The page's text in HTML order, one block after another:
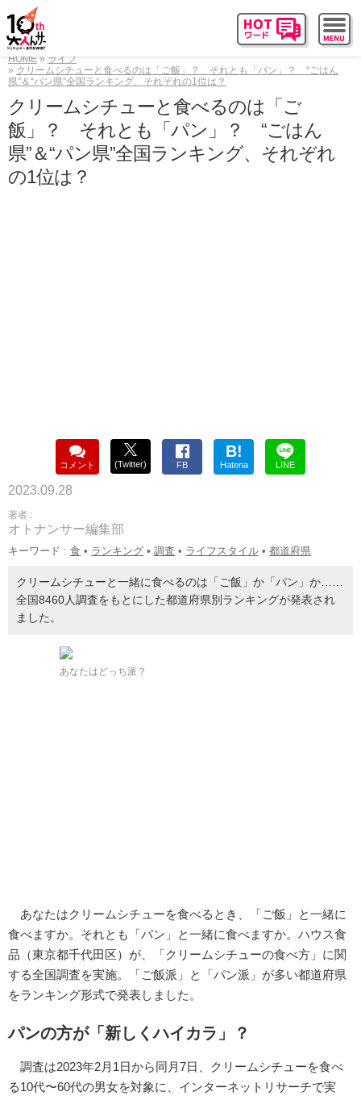
HOME
ライフ
クリームシチューと食べるのは「ご飯」？ それとも「パン」？ “ごはん
県”＆“パン県”全国ランキング、それぞれの1位は？
クリームシチューと食べるのは「ご
飯」？ それとも「パン」？ “ごはん
県”＆“パン県”全国ランキング、それぞれ
の1位は？
コメント (Twitter) FB
B!
Hatena LINE
2023.09.28
著者 :
オトナンサー編集部
キーワード : 食 • ランキング • 調査 • ライフスタイル • 都道府県
クリームシチューと一緒に食べるのは「ご飯」か「パン」か……
全国8460人調査をもとにした都道府県別ランキングが発表され
ました。
あなたはどっち派？
あなたはクリームシチューを食べるとき、「ご飯」と一緒に
食べますか。それとも「パン」と一緒に食べますか。ハウス食
品（東京都千代田区）が、「クリームシチューの食べ方」に関
する全国調査を実施。「ご飯派」と「パン派」が多い都道府県
をランキング形式で発表しました。
パンの方が「新しくハイカラ」？
調査は2023年2月1日から同月7日、クリームシチューを食べ
る10代〜60代の男女を対象に、インターネットリサーチで実